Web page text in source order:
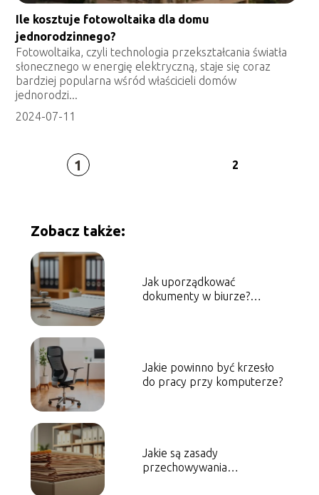
Ile kosztuje fotowoltaika dla domu
jednorodzinnego?
Fotowoltaika, czyli technologia przekształcania światła
słonecznego w energię elektryczną, staje się coraz
bardziej popularna wśród właścicieli domów
jednorodzi...
2024-07-11
1 2
Zobacz także:
Jak uporządkować
dokumenty w biurze?
Jakie powinno być krzesło
do pracy przy komputerze?
Jakie są zasady
przechowywania